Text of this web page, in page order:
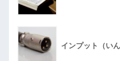
インプット（い